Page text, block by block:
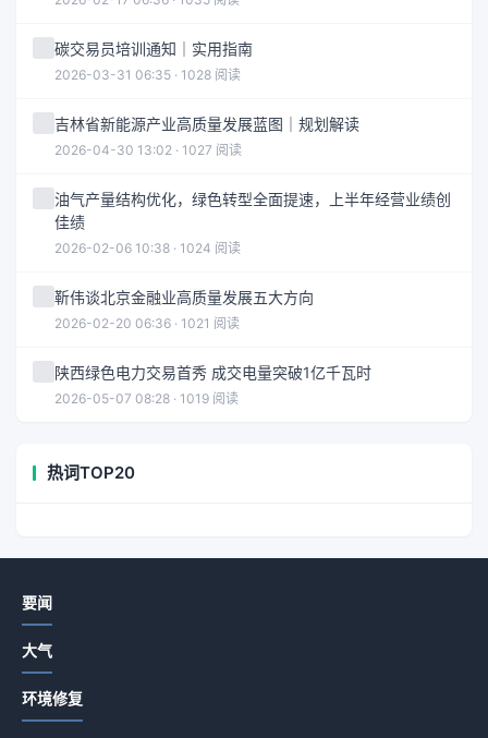
碳交易员培训通知｜实用指南
2026-03-31 06:35 · 1028 阅读
吉林省新能源产业高质量发展蓝图｜规划解读
2026-04-30 13:02 · 1027 阅读
油气产量结构优化，绿色转型全面提速，上半年经营业绩创
佳绩
2026-02-06 10:38 · 1024 阅读
靳伟谈北京金融业高质量发展五大方向
2026-02-20 06:36 · 1021 阅读
陕西绿色电力交易首秀 成交电量突破1亿千瓦时
2026-05-07 08:28 · 1019 阅读
热词TOP20
要闻
大气
环境修复